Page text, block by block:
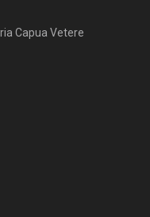
Capua Vetere